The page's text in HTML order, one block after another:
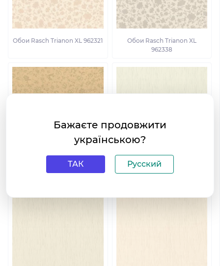
Обои Rasch Trianon XL 962321
Обои Rasch Trianon XL
962338
Обои Rasch Trianon XL
Обои Rasch Trianon XL
Бажаєте продовжити
українською?
ТАК Русский